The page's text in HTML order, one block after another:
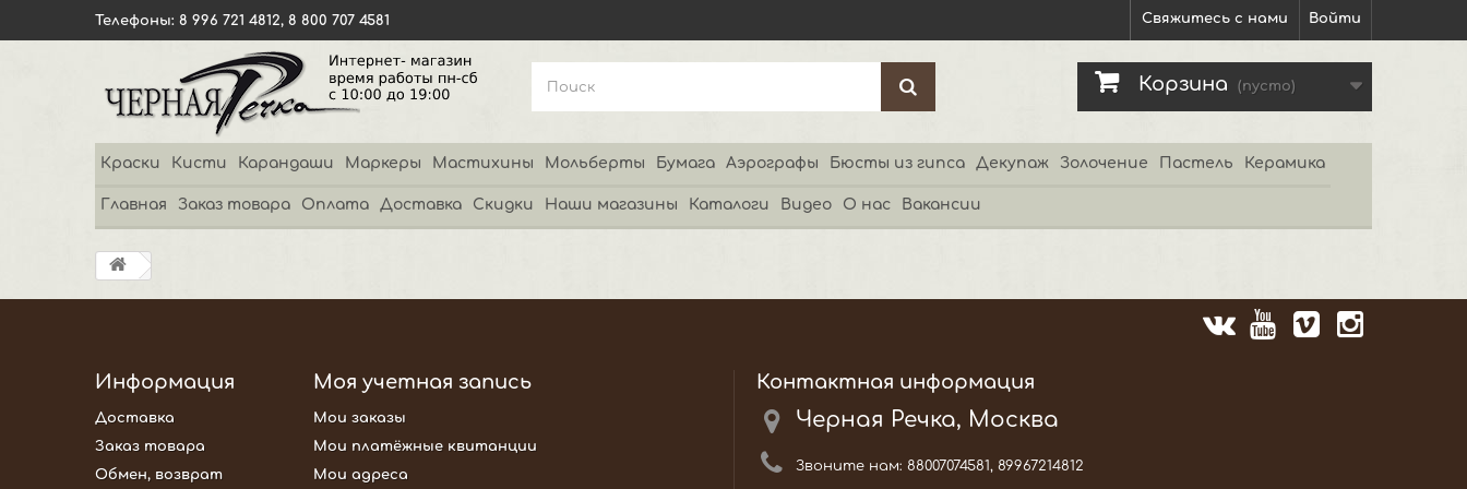
Войти
Свяжитесь с нами
Телефоны: 8 996 721 4812, 8 800 707 4581
Корзина (пусто)
Краски Кисти Карандаши Маркеры Мастихины Мольберты Бумага Аэрографы Бюсты из гипса Декупаж Золочение Пастель Керамика
Главная Заказ товара Оплата Доставка Скидки Наши магазины Каталоги Видео О нас Вакансии
Информация
Доставка
Заказ товара
Обмен, возврат
Моя учетная запись
Мои заказы
Мои платёжные квитанции
Мои адреса
Контактная информация
Черная Речка, Москва
Звоните нам: 88007074581, 89967214812